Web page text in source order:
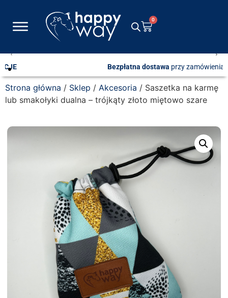
0
przy zamówieniach od 600 zł
Strona główna / Sklep / Akcesoria / Saszetka na karmę
lub smakołyki dualna – trójkąty złoto miętowo szare